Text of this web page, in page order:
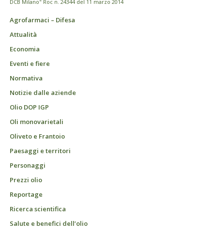
DCB Milano" Roc n. 24344 del 11 marzo 2014
Agrofarmaci – Difesa
Attualità
Economia
Eventi e fiere
Normativa
Notizie dalle aziende
Olio DOP IGP
Oli monovarietali
Oliveto e Frantoio
Paesaggi e territori
Personaggi
Prezzi olio
Reportage
Ricerca scientifica
Salute e benefici dell’olio